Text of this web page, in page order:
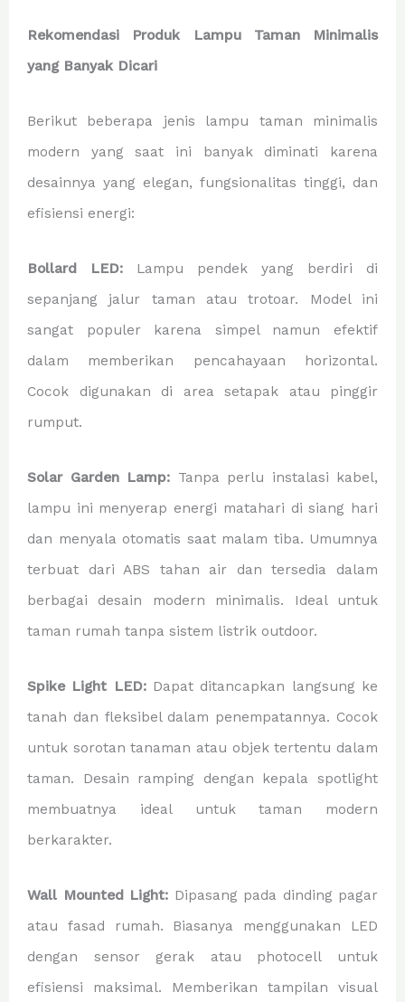
Rekomendasi Produk Lampu Taman Minimalis
yang Banyak Dicari
Berikut beberapa jenis lampu taman minimalis
modern yang saat ini banyak diminati karena
desainnya yang elegan, fungsionalitas tinggi, dan
efisiensi energi:
Bollard LED: Lampu pendek yang berdiri di
sepanjang jalur taman atau trotoar. Model ini
sangat populer karena simpel namun efektif
dalam memberikan pencahayaan horizontal.
Cocok digunakan di area setapak atau pinggir
rumput.
Solar Garden Lamp: Tanpa perlu instalasi kabel,
lampu ini menyerap energi matahari di siang hari
dan menyala otomatis saat malam tiba. Umumnya
terbuat dari ABS tahan air dan tersedia dalam
berbagai desain modern minimalis. Ideal untuk
taman rumah tanpa sistem listrik outdoor.
Spike Light LED:Dapat ditancapkan langsung ke
tanah dan fleksibel dalam penempatannya. Cocok
untuk sorotan tanaman atau objek tertentu dalam
taman. Desain ramping dengan kepala spotlight
membuatnya ideal untuk taman modern
berkarakter.
Wall Mounted Light: Dipasang pada dinding pagar
atau fasad rumah. Biasanya menggunakan LED
dengan sensor gerak atau photocell untuk
efisiensi maksimal. Memberikan tampilan visual